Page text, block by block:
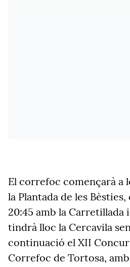
El correfoc començarà a
la Plantada de les
20:45 amb la Carretillada
tindrà lloc la Cercavila
continuació el XII
Correfoc de Tortosa,